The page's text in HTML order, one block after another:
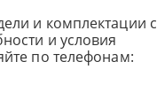
и комплектации с
и условия
по телефонам: